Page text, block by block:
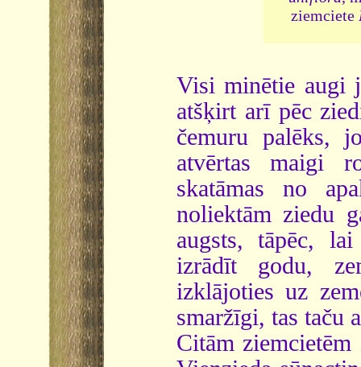
ziemciete
Visi minētie augi
atšķirt arī pēc
čemuru palēks,
atvērtas maigi
skatāmas no
noliektām ziedu
augsts, tāpēc,
izrādīt godu,
izklājoties uz
smaržīgi, tas taču
Citām